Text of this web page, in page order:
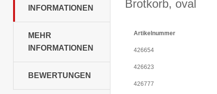
INFORMATIONEN
MEHR
INFORMATIONEN
BEWERTUNGEN
Brotkorb, oval
Artikelnummer
426654
426623
426777